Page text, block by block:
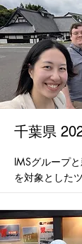
千葉県
IMSグループ
を対象とした